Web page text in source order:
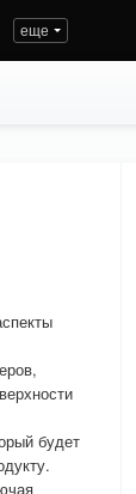
еще
будет